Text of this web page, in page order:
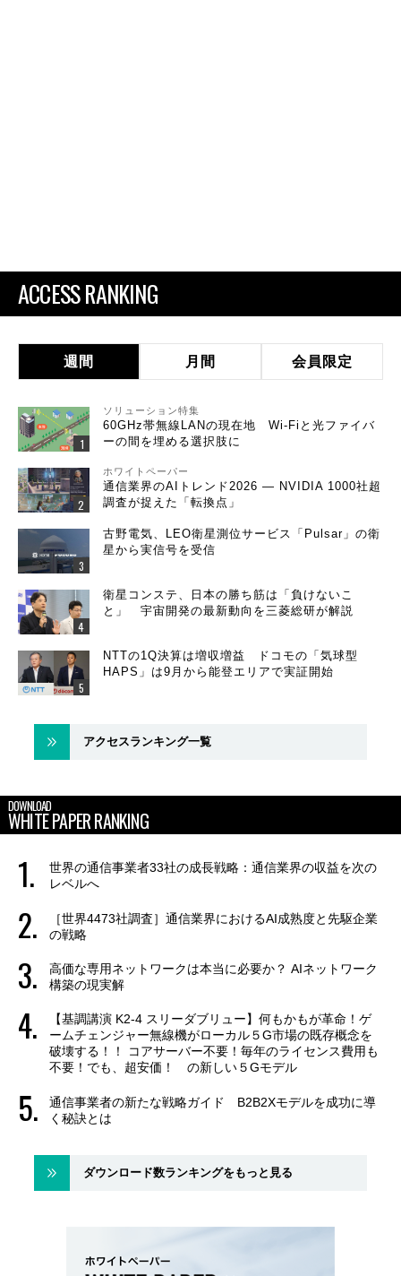
ACCESS RANKING
週間 月間 会員限定
ソリューション特集
60GHz帯無線LANの現在地 Wi-Fiと光ファイバ
ーの間を埋める選択肢に
ホワイトペーパー
通信業界のAIトレンド2026 ― NVIDIA 1000社超
調査が捉えた「転換点」
古野電気、LEO衛星測位サービス「Pulsar」の衛
星から実信号を受信
衛星コンステ、日本の勝ち筋は「負けないこ
と」 宇宙開発の最新動向を三菱総研が解説
NTTの1Q決算は増収増益 ドコモの「気球型
HAPS」は9月から能登エリアで実証開始
アクセスランキング一覧
DOWNLOAD
WHITE PAPER RANKING
世界の通信事業者33社の成長戦略：通信業界の収益を次の
レベルへ
［世界4473社調査］通信業界におけるAI成熟度と先駆企業
の戦略
高価な専用ネットワークは本当に必要か？ AIネットワーク
構築の現実解
【基調講演 K2-4 スリーダブリュー】何もかもが革命！ゲ
ームチェンジャー無線機がローカル５G市場の既存概念を
破壊する！！ コアサーバー不要！毎年のライセンス費用も
不要！でも、超安価！ の新しい５Gモデル
通信事業者の新たな戦略ガイド B2B2Xモデルを成功に導
く秘訣とは
ダウンロード数ランキングをもっと見る